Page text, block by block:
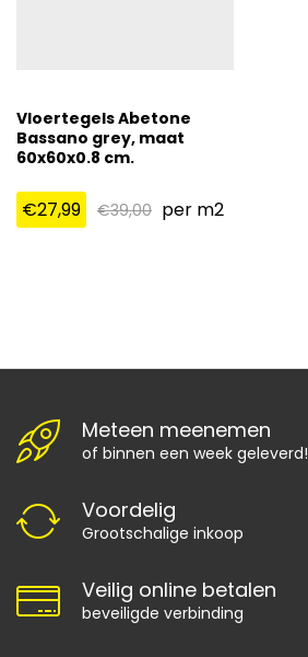
Vloertegels Abetone
Bassano grey, maat
60x60x0.8 cm.
€27,99 €39,00 per m2
Meteen meenemen
of binnen een week geleverd!
Voordelig
Grootschalige inkoop
Veilig online betalen
beveiligde verbinding